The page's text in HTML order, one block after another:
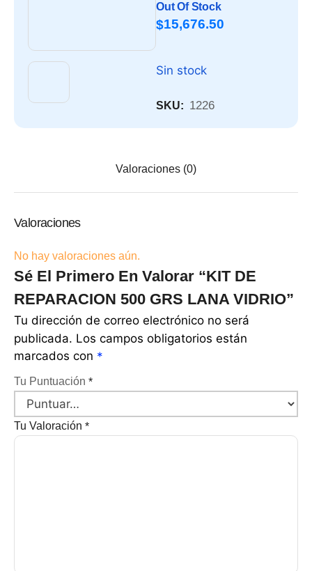
Out Of Stock
$15,676.50
Sin stock
SKU: 1226
Valoraciones (0)
Valoraciones
No hay valoraciones aún.
Sé El Primero En Valorar “KIT DE
REPARACION 500 GRS LANA VIDRIO”
Tu dirección de correo electrónico no será
publicada. Los campos obligatorios están
marcados con *
Tu Puntuación *
Tu Valoración *